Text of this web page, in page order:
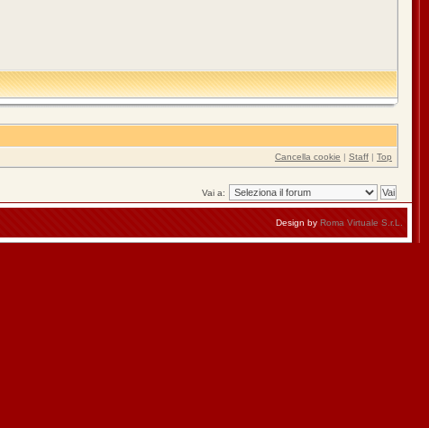
Cancella cookie | Staff | Top
Vai a:
Design by Roma Virtuale S.r.L.